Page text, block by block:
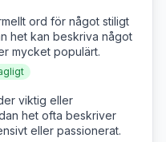
ord för något stiligt
het kan beskriva något
mycket populärt.
viktig eller
het ofta beskriver
eller passionerat.